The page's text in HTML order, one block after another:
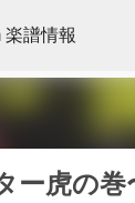
イン コンテン
譜情報
ー虎の巻